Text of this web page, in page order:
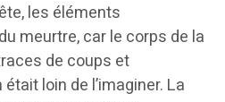
les éléments
meurtre, car le corps de la
de coups et
loin de l’imaginer. La